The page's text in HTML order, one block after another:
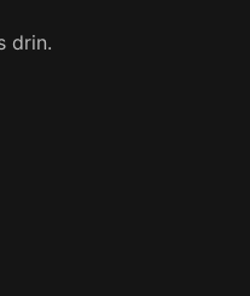
drin.